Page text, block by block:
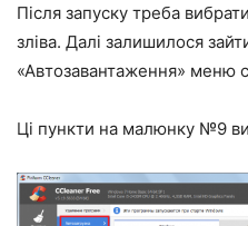
Після запуску треба
зліва. Далі залишилося
«Автозавантаження» меню
Ці пункти на малюнку №9